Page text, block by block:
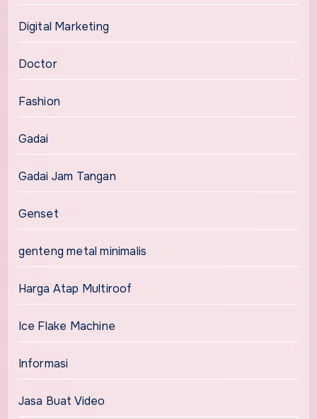
Digital Marketing
Doctor
Fashion
Gadai
Gadai Jam Tangan
Genset
genteng metal minimalis
Harga Atap Multiroof
Ice Flake Machine
Informasi
Jasa Buat Video